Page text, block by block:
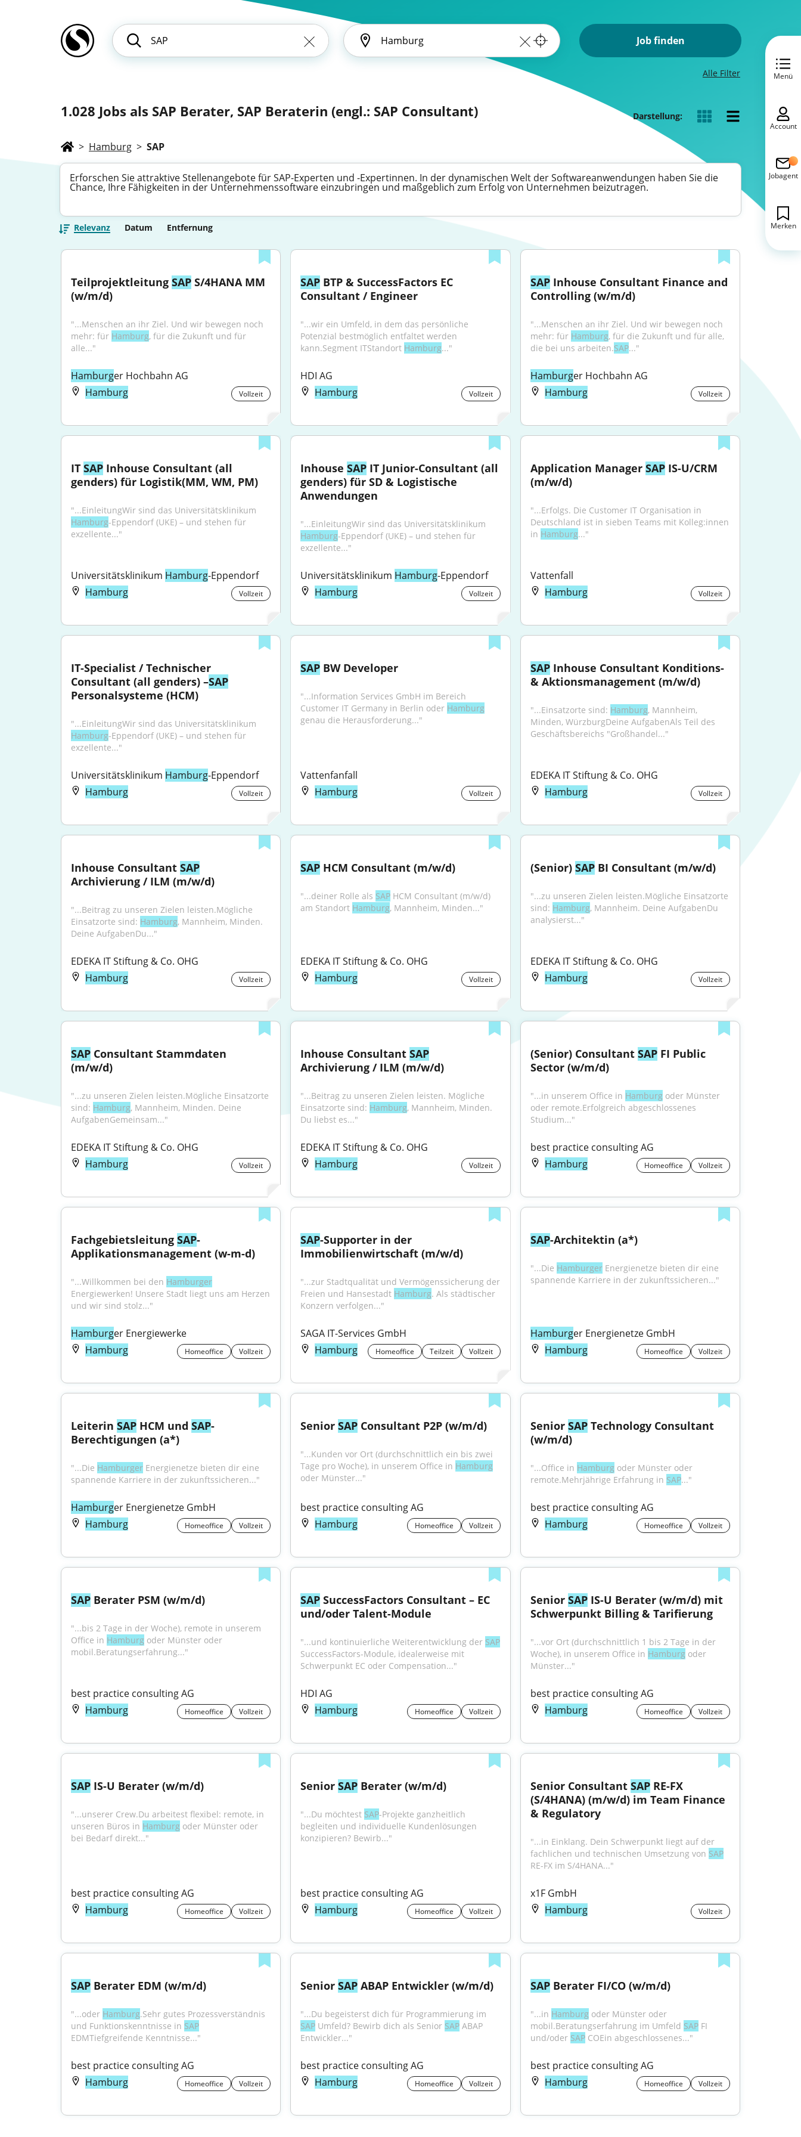
Job finden
Alle Filter
1.028 Jobs als SAP Berater, SAP Beraterin (engl.: SAP Consultant) Darstellung:
> Hamburg > SAP
Erforschen Sie attraktive Stellenangebote für SAP-Experten und -Expertinnen. In der dynamischen Welt der Softwareanwendungen haben Sie die
Chance, Ihre Fähigkeiten in der Unternehmenssoftware einzubringen und maßgeblich zum Erfolg von Unternehmen beizutragen.
Relevanz Datum Entfernung
Teilprojektleitung SAP S/4HANA MM
(w/m/d)
"...Menschen an ihr Ziel. Und wir bewegen noch
mehr: für Hamburg, für die Zukunft und für
alle..."
Hamburger Hochbahn AG
Hamburg
Vollzeit
SAP BTP & SuccessFactors EC
Consultant / Engineer
"...wir ein Umfeld, in dem das persönliche
Potenzial bestmöglich entfaltet werden
kann.Segment ITStandort Hamburg..."
HDI AG
Hamburg
Vollzeit
SAP Inhouse Consultant Finance and
Controlling (w/m/d)
"...Menschen an ihr Ziel. Und wir bewegen noch
mehr: für Hamburg, für die Zukunft und für alle,
die bei uns arbeiten.SAP..."
Hamburger Hochbahn AG
Hamburg
Vollzeit
IT SAP Inhouse Consultant (all
genders) für Logistik(MM, WM, PM)
Hamburg-Eppendorf (UKE) – und stehen für
exzellente..."
Universitätsklinikum Hamburg-Eppendorf
Hamburg
Vollzeit
Inhouse SAP IT Junior-Consultant (all
genders) für SD & Logistische
Anwendungen
Hamburg-Eppendorf (UKE) – und stehen für
exzellente..."
Universitätsklinikum Hamburg-Eppendorf
Hamburg
Vollzeit
Application Manager SAP IS-U/CRM
(m/w/d)
"...Erfolgs. Die Customer IT Organisation in
Deutschland ist in sieben Teams mit Kolleg:innen
in Hamburg..."
Vattenfall
Hamburg
Vollzeit
IT-Specialist / Technischer
Consultant (all genders) –SAP
Personalsysteme (HCM)
Hamburg-Eppendorf (UKE) – und stehen für
exzellente..."
Universitätsklinikum Hamburg-Eppendorf
Hamburg
Vollzeit
SAP BW Developer
"...Information Services GmbH im Bereich
Customer IT Germany in Berlin oder Hamburg
genau die Herausforderung..."
Vattenfanfall
Hamburg
Vollzeit
SAP Inhouse Consultant Konditions-
& Aktionsmanagement (m/w/d)
"...Einsatzorte sind: Hamburg, Mannheim,
Minden, WürzburgDeine AufgabenAls Teil des
Geschäftsbereichs "Großhandel..."
EDEKA IT Stiftung & Co. OHG
Hamburg
Vollzeit
Inhouse Consultant SAP
Archivierung / ILM (m/w/d)
"...Beitrag zu unseren Zielen leisten.Mögliche
Einsatzorte sind: Hamburg, Mannheim, Minden.
Deine AufgabenDu..."
EDEKA IT Stiftung & Co. OHG
Hamburg
Vollzeit
SAP HCM Consultant (m/w/d)
"...deiner Rolle als SAP HCM Consultant (m/w/d)
am Standort Hamburg, Mannheim, Minden..."
EDEKA IT Stiftung & Co. OHG
Hamburg
Vollzeit
(Senior) SAP BI Consultant (m/w/d)
"...zu unseren Zielen leisten.Mögliche Einsatzorte
sind: Hamburg, Mannheim. Deine AufgabenDu
analysierst..."
EDEKA IT Stiftung & Co. OHG
Hamburg
Vollzeit
SAP Consultant Stammdaten
(m/w/d)
"...zu unseren Zielen leisten.Mögliche Einsatzorte
sind: Hamburg, Mannheim, Minden. Deine
AufgabenGemeinsam..."
EDEKA IT Stiftung & Co. OHG
Hamburg
Vollzeit
Inhouse Consultant SAP
Archivierung / ILM (m/w/d)
"...Beitrag zu unseren Zielen leisten. Mögliche
Einsatzorte sind: Hamburg, Mannheim, Minden.
Du liebst es..."
EDEKA IT Stiftung & Co. OHG
Hamburg
Vollzeit
(Senior) Consultant SAP FI Public
Sector (w/m/d)
"...in unserem Office in Hamburg oder Münster
oder remote.Erfolgreich abgeschlossenes
Studium..."
best practice consulting AG
Hamburg
Homeoffice Vollzeit
Fachgebietsleitung SAP-
Applikationsmanagement (w-m-d)
"...Willkommen bei den Hamburger
Energiewerken! Unsere Stadt liegt uns am Herzen
und wir sind stolz..."
Hamburger Energiewerke
Hamburg
Homeoffice Vollzeit
SAP-Supporter in der
Immobilienwirtschaft (m/w/d)
"...zur Stadtqualität und Vermögenssicherung der
Freien und Hansestadt Hamburg. Als städtischer
Konzern verfolgen..."
SAGA IT-Services GmbH
Hamburg
Homeoffice Teilzeit Vollzeit
SAP-Architektin (a*)
"...Die Hamburger Energienetze bieten dir eine
spannende Karriere in der zukunftssicheren..."
Hamburger Energienetze GmbH
Hamburg
Homeoffice Vollzeit
Leiterin SAP HCM und SAP-
Berechtigungen (a*)
"...Die Hamburger Energienetze bieten dir eine
spannende Karriere in der zukunftssicheren..."
Hamburger Energienetze GmbH
Hamburg
Homeoffice Vollzeit
Senior SAP Consultant P2P (w/m/d)
"...Kunden vor Ort (durchschnittlich ein bis zwei
Tage pro Woche), in unserem Office in Hamburg
oder Münster..."
best practice consulting AG
Hamburg
Homeoffice Vollzeit
Senior SAP Technology Consultant
(w/m/d)
"...Office in Hamburg oder Münster oder
remote.Mehrjährige Erfahrung in SAP..."
best practice consulting AG
Hamburg
Homeoffice Vollzeit
SAP Berater PSM (w/m/d)
"...bis 2 Tage in der Woche), remote in unserem
Office in Hamburg oder Münster oder
mobil.Beratungserfahrung..."
best practice consulting AG
Hamburg
Homeoffice Vollzeit
SAP SuccessFactors Consultant – EC
und/oder Talent-Module
"...und kontinuierliche Weiterentwicklung der SAP
SuccessFactors-Module, idealerweise mit
Schwerpunkt EC oder Compensation..."
HDI AG
Hamburg
Homeoffice Vollzeit
Senior SAP IS-U Berater (w/m/d) mit
Schwerpunkt Billing & Tarifierung
"...vor Ort (durchschnittlich 1 bis 2 Tage in der
Woche), in unserem Office in Hamburg oder
Münster..."
best practice consulting AG
Hamburg
Homeoffice Vollzeit
SAP IS-U Berater (w/m/d)
"...unserer Crew.Du arbeitest flexibel: remote, in
unseren Büros in Hamburg oder Münster oder
bei Bedarf direkt..."
best practice consulting AG
Hamburg
Homeoffice Vollzeit
Senior SAP Berater (w/m/d)
"...Du möchtest SAP-Projekte ganzheitlich
begleiten und individuelle Kundenlösungen
konzipieren? Bewirb..."
best practice consulting AG
Hamburg
Homeoffice Vollzeit
Senior Consultant SAP RE-FX
(S/4HANA) (m/w/d) im Team Finance
& Regulatory
"...in Einklang. Dein Schwerpunkt liegt auf der
fachlichen und technischen Umsetzung von SAP
RE-FX im S/4HANA..."
x1F GmbH
Hamburg
Vollzeit
SAP Berater EDM (w/m/d)
"...oder Hamburg.Sehr gutes Prozessverständnis
und Funktionskenntnisse in SAP
EDMTiefgreifende Kenntnisse..."
best practice consulting AG
Hamburg
Homeoffice Vollzeit
Senior SAP ABAP Entwickler (w/m/d)
SAP Umfeld? Bewirb dich als Senior SAP ABAP
Entwickler..."
best practice consulting AG
Hamburg
Homeoffice Vollzeit
SAP Berater FI/CO (w/m/d)
"...in Hamburg oder Münster oder
mobil.Beratungserfahrung im Umfeld SAP FI
und/oder SAP COEin abgeschlossenes..."
best practice consulting AG
Hamburg
Homeoffice Vollzeit
Menü
Account
Jobagent
Merken